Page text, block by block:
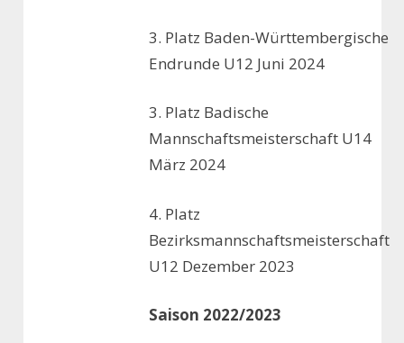
3. Platz Baden-Württembergische
Endrunde U12 Juni 2024
3. Platz Badische
Mannschaftsmeisterschaft U14
März 2024
4. Platz
Bezirksmannschaftsmeisterschaft
U12 Dezember 2023
Saison 2022/2023